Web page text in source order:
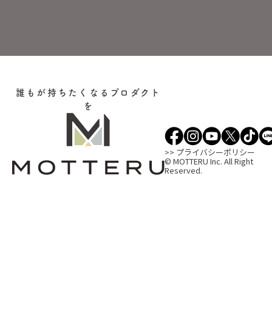
誰もが持ちたくなるプロダクト
を
>> プライバシーポリシー
© MOTTERU Inc. All Right
Reserved.